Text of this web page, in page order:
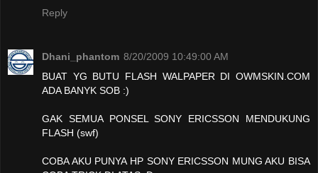
Reply
Dhani_phantom 8/20/2009 10:49:00 AM
BUAT YG BUTU FLASH WALPAPER DI OWMSKIN.COM
ADA BANYK SOB :)
GAK SEMUA PONSEL SONY ERICSSON MENDUKUNG
FLASH (swf)
COBA AKU PUNYA HP SONY ERICSSON MUNG AKU BISA